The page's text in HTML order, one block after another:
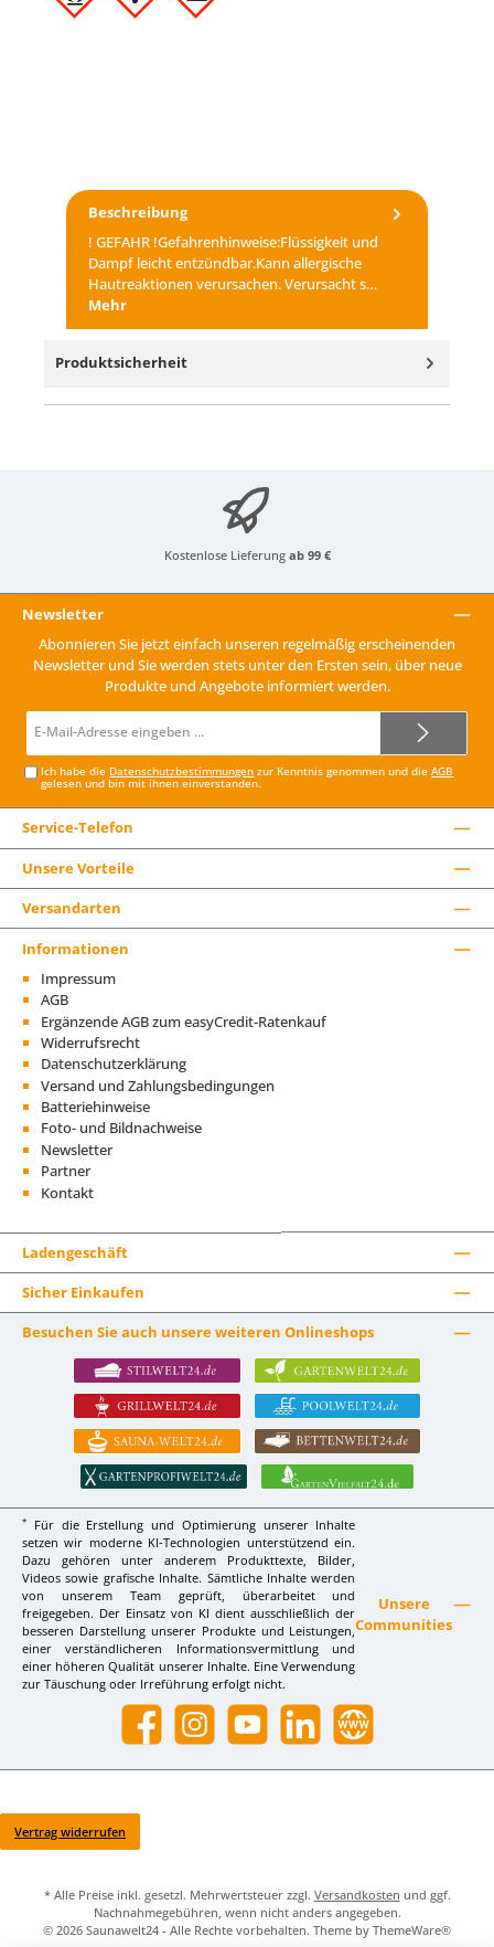
Beschreibung
! GEFAHR !Gefahrenhinweise:Flüssigkeit und
Dampf leicht entzündbar.Kann allergische
Hautreaktionen verursachen. Verursacht s…
Mehr
Produktsicherheit
Kostenlose Lieferung ab 99 €
Newsletter
Abonnieren Sie jetzt einfach unseren regelmäßig erscheinenden
Newsletter und Sie werden stets unter den Ersten sein, über neue
Produkte und Angebote informiert werden.
Mail-
Ich habe die Datenschutzbestimmungen zur Kenntnis genommen und dieAGB
gelesen und bin mit ihnen einverstanden.
Service-Telefon
Unsere Vorteile
Versandarten
Informationen
Impressum
AGB
Ergänzende AGB zum easyCredit-Ratenkauf
Widerrufsrecht
Datenschutzerklärung
Versand und Zahlungsbedingungen
Batteriehinweise
Foto- und Bildnachweise
Newsletter
Partner
Kontakt
Ladengeschäft
Sicher Einkaufen
Besuchen Sie auch unsere weiteren Onlineshops
*
Für die Erstellung und Optimierung unserer Inhalte
setzen wir moderne KI-Technologien unterstützend ein.
Dazu gehören unter anderem Produkttexte, Bilder,
Videos sowie grafische Inhalte. Sämtliche Inhalte werden
von unserem Team geprüft, überarbeitet und
freigegeben. Der Einsatz von KI dient ausschließlich der
besseren Darstellung unserer Produkte und Leistungen,
einer verständlicheren Informationsvermittlung und
einer höheren Qualität unserer Inhalte. Eine Verwendung
zur Täuschung oder Irreführung erfolgt nicht.
Unsere
Communities
Facebook InstagramYouTube LinkedIn Website
Vertrag widerrufen
* Alle Preise inkl. gesetzl. Mehrwertsteuer zzgl. Versandkosten und ggf.
Nachnahmegebühren, wenn nicht anders angegeben.
© 2026 Saunawelt24 - Alle Rechte vorbehalten. Theme by ThemeWare®